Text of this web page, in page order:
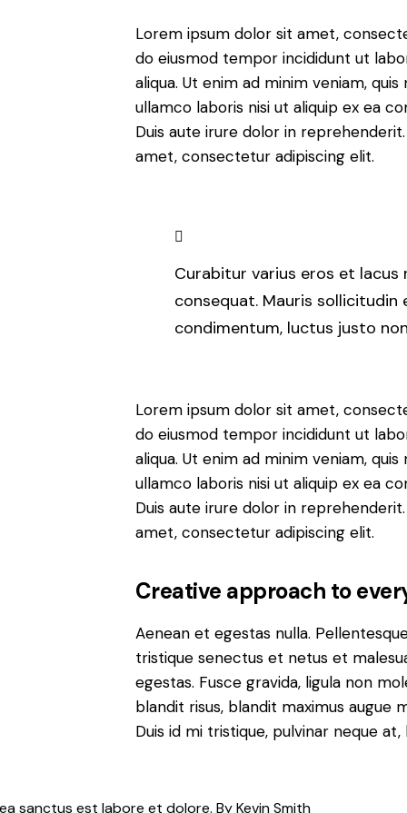
Lorem ipsum dolor sit amet,
do eiusmod tempor incididunt ut
aliqua. Ut enim ad minim veniam,
ullamco laboris nisi ut aliquip ex ea
Duis aute irure dolor in
amet, consectetur adipiscing elit.
Curabitur varius eros et lacus
consequat. Mauris sollicitudin
condimentum, luctus justo
Lorem ipsum dolor sit amet,
do eiusmod tempor incididunt ut
aliqua. Ut enim ad minim veniam,
ullamco laboris nisi ut aliquip ex ea
Duis aute irure dolor in
amet, consectetur adipiscing elit.
Creative approach to
Aenean et egestas nulla.
tristique senectus et netus et
egestas. Fusce gravida, ligula non
blandit risus, blandit maximus augue
Duis id mi tristique, pulvinar neque
sanctus est labore et dolore. ByKevin Smith